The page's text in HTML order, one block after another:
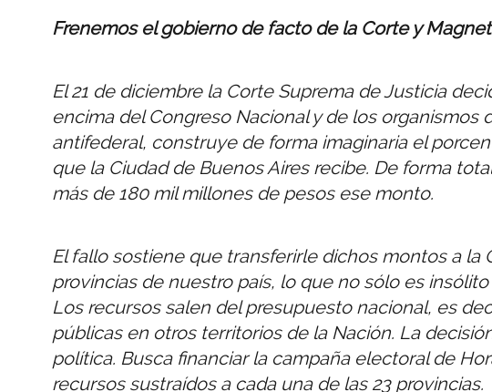
Frenemos el gobierno de facto de la Corte y
El 21 de diciembre la Corte Suprema de Justicia
encima del Congreso Nacional y de los organismos
antifederal, construye de forma imaginaria el
que la Ciudad de Buenos Aires recibe. De forma
más de 180 mil millones de pesos ese monto.
El fallo sostiene que transferirle dichos montos a la
provincias de nuestro país, lo que no sólo es
Los recursos salen del presupuesto nacional, es
públicas en otros territorios de la Nación. La
política. Busca financiar la campaña electoral de
recursos sustraídos a cada una de las 23 provincias.